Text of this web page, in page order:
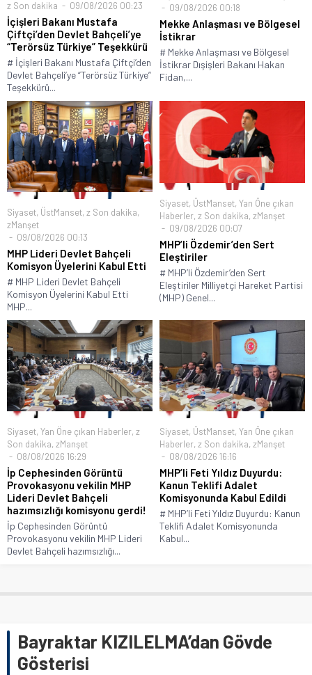
z Son dakika 09/08/2026 00:23
İçişleri Bakanı Mustafa
Çiftçi’den Devlet Bahçeli’ye
“Terörsüz Türkiye” Teşekkürü
# İçişleri Bakanı Mustafa Çiftçi’den
Devlet Bahçeli’ye “Terörsüz Türkiye”
Teşekkürü...
09/08/2026 00:18
Mekke Anlaşması ve Bölgesel
İstikrar
# Mekke Anlaşması ve Bölgesel
İstikrar Dışişleri Bakanı Hakan
Fidan,...
Siyaset, ÜstManset, z Son dakika,
zManşet
09/08/2026 00:13
MHP Lideri Devlet Bahçeli
Komisyon Üyelerini Kabul Etti
# MHP Lideri Devlet Bahçeli
Komisyon Üyelerini Kabul Etti
MHP...
Siyaset, ÜstManset, Yan Öne çıkan
Haberler, z Son dakika, zManşet
09/08/2026 00:07
MHP’li Özdemir’den Sert
Eleştiriler
# MHP’li Özdemir’den Sert
Eleştiriler Milliyetçi Hareket Partisi
(MHP) Genel...
Siyaset, Yan Öne çıkan Haberler, z
Son dakika, zManşet
08/08/2026 16:29
İp Cephesinden Görüntü
Provokasyonu vekilin MHP
Lideri Devlet Bahçeli
hazımsızlığı komisyonu gerdi!
İp Cephesinden Görüntü
Provokasyonu vekilin MHP Lideri
Devlet Bahçeli hazımsızlığı...
Siyaset, ÜstManset, Yan Öne çıkan
Haberler, z Son dakika, zManşet
08/08/2026 16:16
MHP’li Feti Yıldız Duyurdu:
Kanun Teklifi Adalet
Komisyonunda Kabul Edildi
# MHP’li Feti Yıldız Duyurdu: Kanun
Teklifi Adalet Komisyonunda
Kabul...
Bayraktar KIZILELMA’dan Gövde
Gösterisi